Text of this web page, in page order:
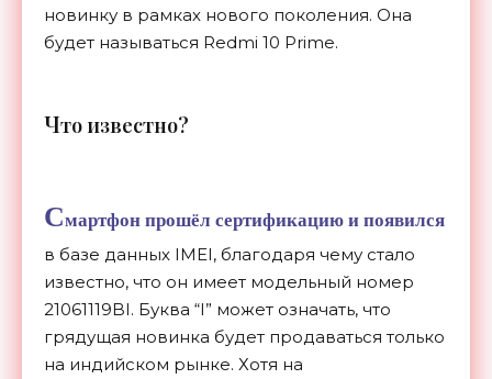
новинку в рамках нового поколения. Она
будет называться Redmi 10 Prime.
Что известно?
Смартфон прошёл сертификацию и появился
в базе данных IMEI, благодаря чему стало
известно, что он имеет модельный номер
21061119BI. Буква “I” может означать, что
грядущая новинка будет продаваться только
на индийском рынке. Хотя на